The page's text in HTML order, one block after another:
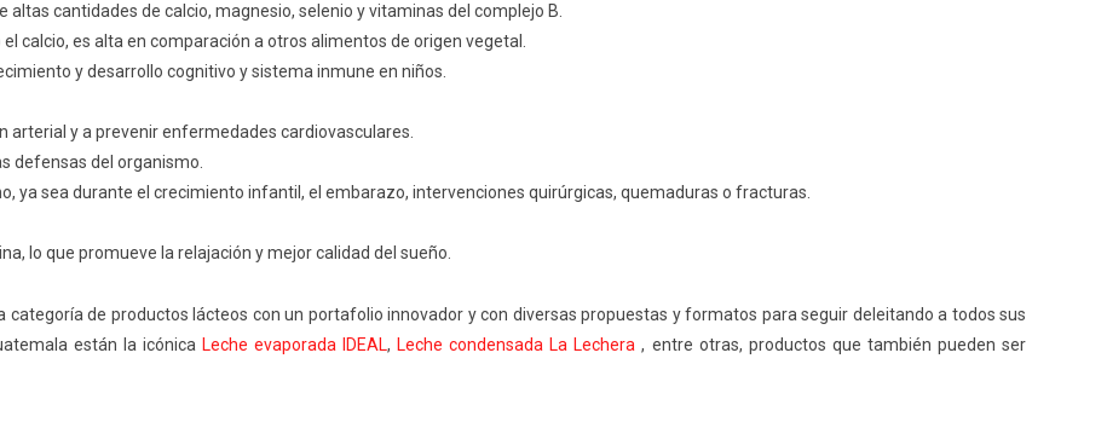
altas cantidades de calcio, magnesio, selenio y vitaminas del complejo B.
calcio, es alta en comparación a otros alimentos de origen vegetal.
y desarrollo cognitivo y sistema inmune en niños.
arterial y a prevenir enfermedades cardiovasculares.
defensas del organismo.
ya sea durante el crecimiento infantil, el embarazo, intervenciones quirúrgicas, quemaduras o fracturas.
lo que promueve la relajación y mejor calidad del sueño
categoría de productos lácteos con un portafolioinnovador y con diversas propuestas y formatos para seguir deleitando a todos sus
están l a icónica Leche evaporada IDEAL, Leche condensada La Lechera , entre otras, productos que también puedenser